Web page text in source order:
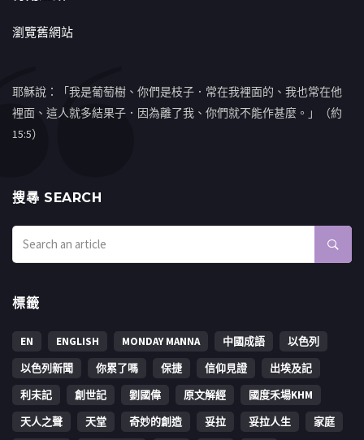
瀏覽舊網站
耶穌說：「我是葡萄樹、你們是枝子．常在我裡面的、我也常在他
裡面、這人就多結果子．因為離了我、你們就不能作甚麼。」（約
15:5）
搜㝷 SEARCH
標籤
EN ENGLISH MONDAY MANNA 中國成語
以色列
以色列新聞
你累了嗎 保捷 信仰見證
出埃及記
利未記
創世記 劉國偉 原文解經
國度禾場KHM
天人之聲
天堂 奇妙的創造 妥拉 妥拉人生
家庭